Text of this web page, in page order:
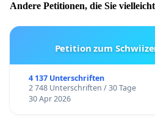
Andere Petitionen, die Sie
Petition zum
4 137 Unterschriften
2 748 Unterschriften / 30 Tage
30 Apr 2026